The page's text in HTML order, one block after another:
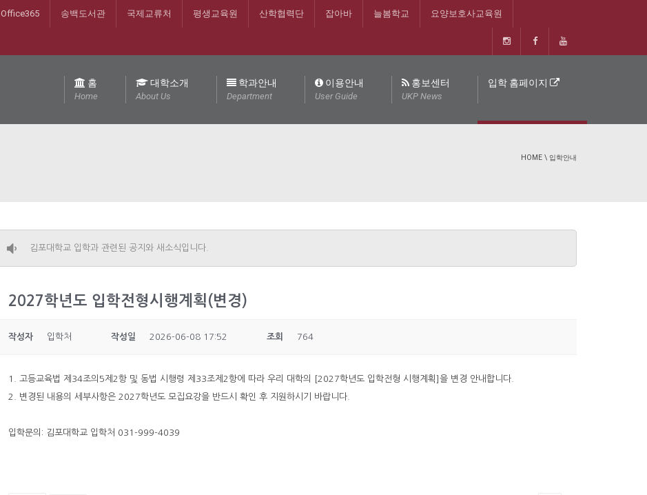
Office365 송백도서관 국제교류처 평생교육원 산학협력단 잡아바 늘봄학교 요양보호사교육원
홈
Home
대학소개
About Us
학과안내
Department
이용안내
User Guide
홍보센터
UKP News
입학 홈페이지
HOME \ 입학안내
김포대학교 입학과 관련된 공지와 새소식입니다.
2027학년도 입학전형시행계획(변경)
작성자 입학처 작성일 2026-06-08 17:52 조회 764
1. 고등교육법 제34조의5제2항 및 동법 시행령 제33조제2항에 따라 우리 대학의 [2027학년도 입학전형 시행계획]을 변경 안내합니다.
2. 변경된 내용의 세부사항은 2027학년도 모집요강을 반드시 확인 후 지원하시기 바랍니다.
입학문의: 김포대학교 입학처 031-999-4039